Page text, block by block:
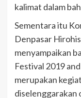
kalimat dalam
Sementara itu
Denpasar
menyampaikan
Festival 2019
merupakan
diselenggarakan